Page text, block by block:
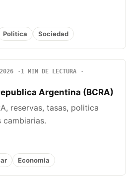
Politica Sociedad
1 MIN DE LECTURA
Argentina (BCRA)
reservas, tasas, politica
cambiarias.
Economia